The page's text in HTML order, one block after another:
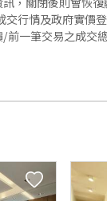
交行情及政府實價
前一筆交易之成交